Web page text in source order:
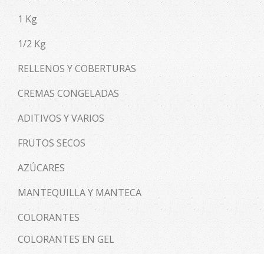
1 Kg
1/2 Kg
RELLENOS Y COBERTURAS
CREMAS CONGELADAS
ADITIVOS Y VARIOS
FRUTOS SECOS
AZÚCARES
MANTEQUILLA Y MANTECA
COLORANTES
COLORANTES EN GEL